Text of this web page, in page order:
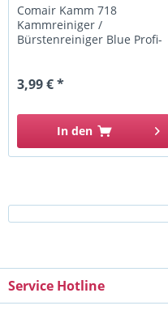
Comair Kamm 718
Kammreiniger /
Bürstenreiniger Blue Profi-
3,99 € *
In den
Service Hotline